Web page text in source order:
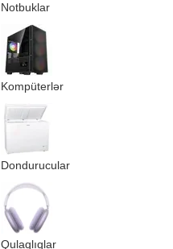
Notbuklar
Kompüterlər
Dondurucular
Qulaqlıqlar